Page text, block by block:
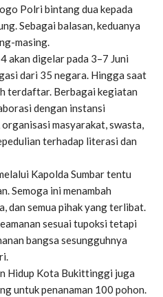
Polri bintang dua kepada
Sebagai balasan, keduanya
masing.
akan digelar pada 3–7 Juni
dari 35 negara. Hingga saat
terdaftar. Berbagai kegiatan
dengan instansi
masyarakat, swasta,
terhadap literasi dan
Kapolda Sumbar tentu
Semoga ini menambah
dan semua pihak yang terlibat.
sesuai tupoksi tetapi
bangsa sesungguhnya
Hidup Kota Bukittinggi juga
untuk penanaman 100 pohon.